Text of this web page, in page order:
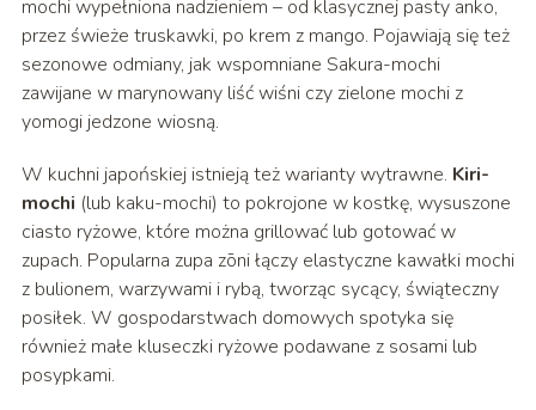
mochi wypełniona nadzieniem – od klasycznej pasty anko,
przez świeże truskawki, po krem z mango. Pojawiają się też
sezonowe odmiany, jak wspomniane Sakura-mochi
zawijane w marynowany liść wiśni czy zielone mochi z
yomogi jedzone wiosną.
W kuchni japońskiej istnieją też warianty wytrawne. Kiri-
mochi (lub kaku-mochi) to pokrojone w kostkę, wysuszone
ciasto ryżowe, które można grillować lub gotować w
zupach. Popularna zupa zōni łączy elastyczne kawałki mochi
z bulionem, warzywami i rybą, tworząc sycący, świąteczny
posiłek. W gospodarstwach domowych spotyka się
również małe kluseczki ryżowe podawane z sosami lub
posypkami.